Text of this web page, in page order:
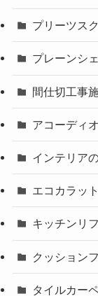
プリーツス
プレーンシ
間仕切工事
アコーディ
インテリア
エコカラッ
キッチンリ
クッション
タイルカー